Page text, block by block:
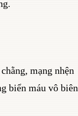
mạng nhện
biển máu vô biên